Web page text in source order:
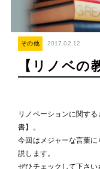
その他 2017.02.12
【リノベの
リノベーションに関す
書】。
今回はメジャーな言葉
説します。
ぜひチェックして下さい